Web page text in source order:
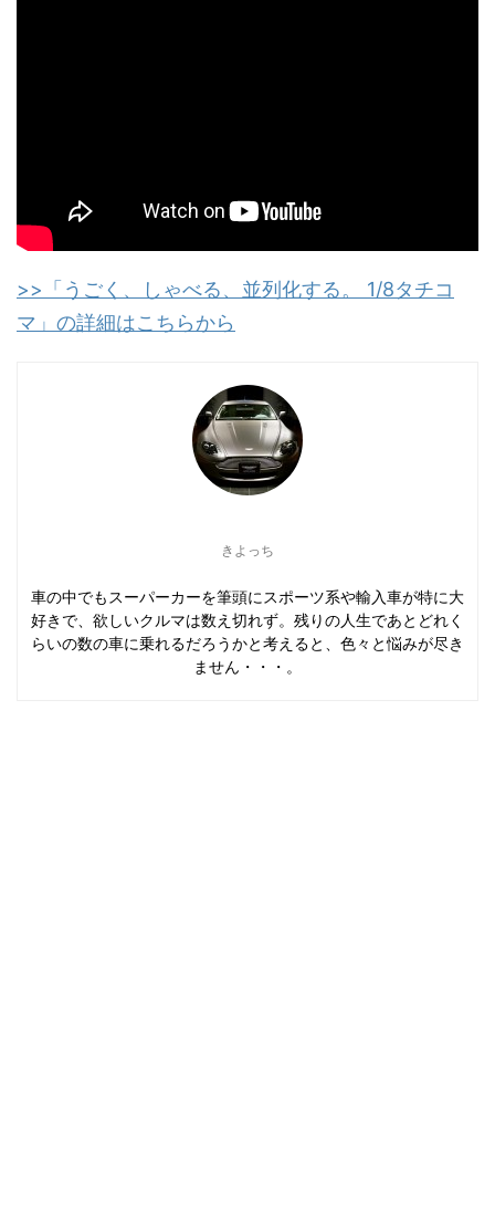
>>「うごく、しゃべる、並列化する。 1/8タチコ
マ」の詳細はこちらから
きよっち
車の中でもスーパーカーを筆頭にスポーツ系や輸入車が特に大
好きで、欲しいクルマは数え切れず。残りの人生であとどれく
らいの数の車に乗れるだろうかと考えると、色々と悩みが尽き
ません・・・。